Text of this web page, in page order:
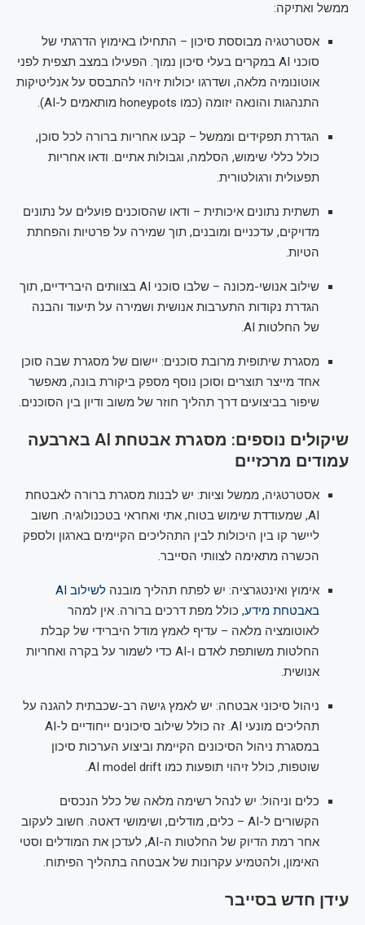
ממשל ואתיקה:
אסטרטגיה מבוססת סיכון – התחילו באימוץ הדרגתי של
סוכני AI במקרים בעלי סיכון נמוך. הפעילו במצב תצפית לפני
אוטונומיה מלאה, ושדרגו יכולות זיהוי להתבסס על אנליטיקות
התנהגות והונאה יזומה (כמו honeypots מותאמים ל-AI).
הגדרת תפקידים וממשל – קבעו אחריות ברורה לכל סוכן,
כולל כללי שימוש, הסלמה, וגבולות אתיים. ודאו אחריות
תפעולית ורגולטורית.
תשתית נתונים איכותית – ודאו שהסוכנים פועלים על נתונים
מדויקים, עדכניים ומובנים, תוך שמירה על פרטיות והפחתת
הטיות.
שילוב אנושי-מכונה – שלבו סוכני AI בצוותים היברידיים, תוך
הגדרת נקודות התערבות אנושית ושמירה על תיעוד והבנה
של החלטות AI.
מסגרת שיתופית מרובת סוכנים: יישום של מסגרת שבה סוכן
אחד מייצר תוצרים וסוכן נוסף מספק ביקורת בונה, מאפשר
שיפור בביצועים דרך תהליך חוזר של משוב ודיון בין הסוכנים.
שיקולים נוספים: מסגרת אבטחת AI בארבעה
עמודים מרכזיים
אסטרטגיה, ממשל וציות: יש לבנות מסגרת ברורה לאבטחת
AI, שמעודדת שימוש בטוח, אתי ואחראי בטכנולוגיה. חשוב
ליישר קו בין היכולות לבין התהליכים הקיימים בארגון ולספק
הכשרה מתאימה לצוותי הסייבר.
אימוץ ואינטגרציה: יש לפתח תהליך מובנה
לשילוב AI
באבטחת מידע, כולל מפת דרכים ברורה. אין למהר
לאוטומציה מלאה – עדיף לאמץ מודל היברידי של קבלת
החלטות משותפת לאדם ו-AI כדי לשמור על בקרה ואחריות
אנושית.
ניהול סיכוני אבטחה: יש לאמץ גישה רב-שכבתית להגנה על
תהליכים מונעי AI. זה כולל שילוב סיכונים ייחודיים ל-AI
במסגרת ניהול הסיכונים הקיימת וביצוע הערכות סיכון
שוטפות, כולל זיהוי תופעות כמו AI model drift.
כלים וניהול: יש לנהל רשימה מלאה של כלל הנכסים
הקשורים ל-AI – כלים, מודלים, ושימושי דאטה. חשוב לעקוב
אחר רמת הדיוק של החלטות ה-AI, לעדכן את המודלים וסטי
האימון, ולהטמיע עקרונות של אבטחה בתהליך הפיתוח.
עידן חדש בסייבר